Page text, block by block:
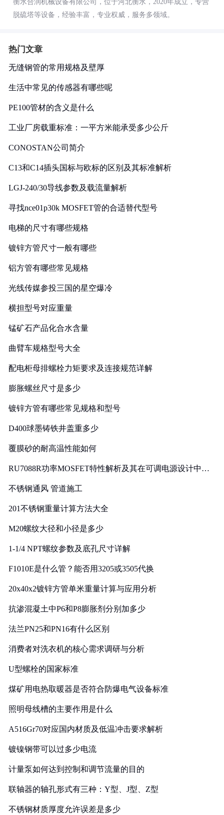
衡水合润机械设备有限公司，位于河北衡水，2020年成立，专营
脱硫塔等设备，经验丰富，专业权威，服务多领域。
热门文章
无缝钢管的常用规格及壁厚
生活中常见的传感器有哪些呢
PE100管材的含义是什么
工业厂房载重标准：一平方米能承受多少公斤
CONOSTAN公司简介
C13和C14插头国标与欧标的区别及其标准解析
LGJ-240/30导线参数及载流量解析
寻找nce01p30k MOSFET管的合适替代型号
电梯的尺寸有哪些规格
镀锌方管尺寸一般有哪些
铝方管有哪些常见规格
光线传媒参投三国的星空爆冷
横担型号对应重量
锰矿石产品化合水含量
曲臂车规格型号大全
配电柜母排螺栓力矩要求及连接规范详解
膨胀螺丝尺寸是多少
镀锌方管有哪些常见规格和型号
D400球墨铸铁井盖重多少
覆膜砂的耐高温性能如何
RU7088R功率MOSFET特性解析及其在可调电源设计中的
不锈钢通风 管道施工
201不锈钢重量计算方法大全
M20螺纹大径和小径是多少
1-1/4 NPT螺纹参数及底孔尺寸详解
F1010E是什么管？能否用3205或3505代换
20x40x2镀锌方管单米重量计算与应用分析
抗渗混凝土中P6和P8膨胀剂分别加多少
法兰PN25和PN16有什么区别
消费者对洗衣机的核心需求调研与分析
U型螺栓的国家标准
煤矿用电热取暖器是否符合防爆电气设备标准
照明母线槽的主要作用是什么
A516Gr70对应国内材质及低温冲击要求解析
镀镍钢带可以过多少电流
计量泵如何达到控制和调节流量的目的
联轴器的轴孔形式有三种：Y型、J型、Z型
不锈钢材质厚度允许误差是多少